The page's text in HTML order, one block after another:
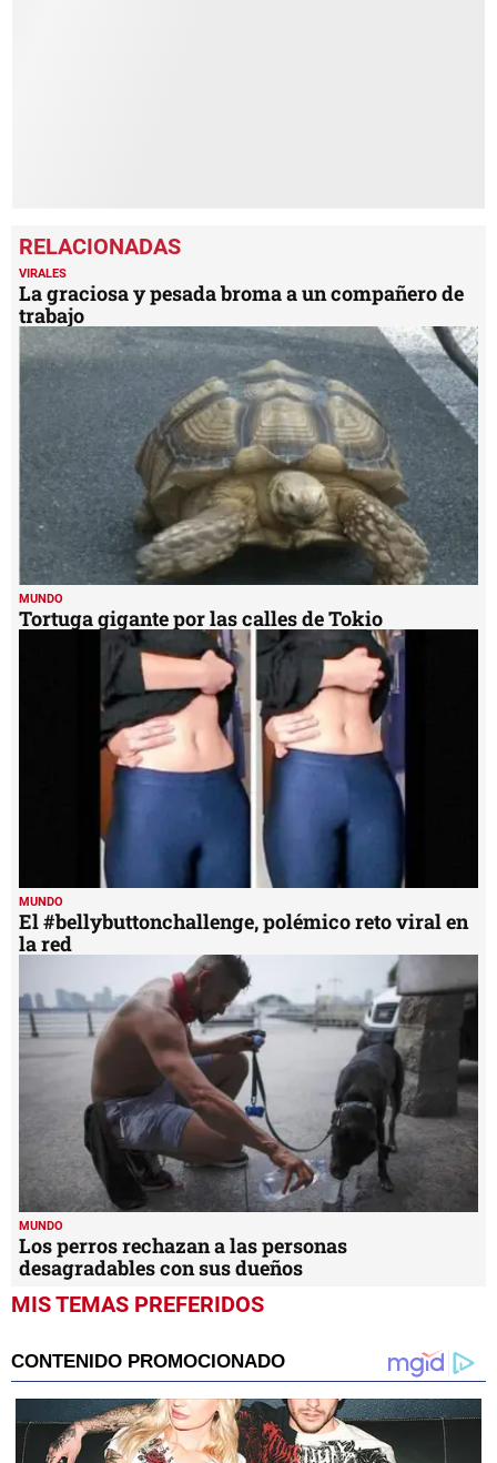
VIRALES
La graciosa y pesada broma a un compañero de
trabajo
MUNDO
Tortuga gigante por las calles de Tokio
MUNDO
El #bellybuttonchallenge, polémico reto viral en
la red
MUNDO
Los perros rechazan a las personas
desagradables con sus dueños
MIS TEMAS PREFERIDOS